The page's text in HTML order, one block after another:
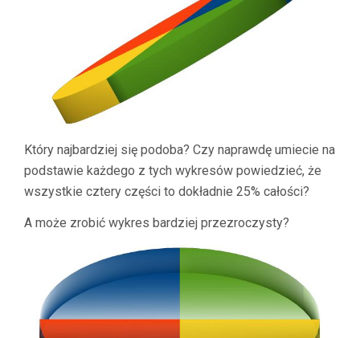
Który najbardziej się podoba? Czy naprawdę umiecie na
podstawie każdego z tych wykresów powiedzieć, że
wszystkie cztery części to dokładnie 25% całości?
A może zrobić wykres bardziej przezroczysty?